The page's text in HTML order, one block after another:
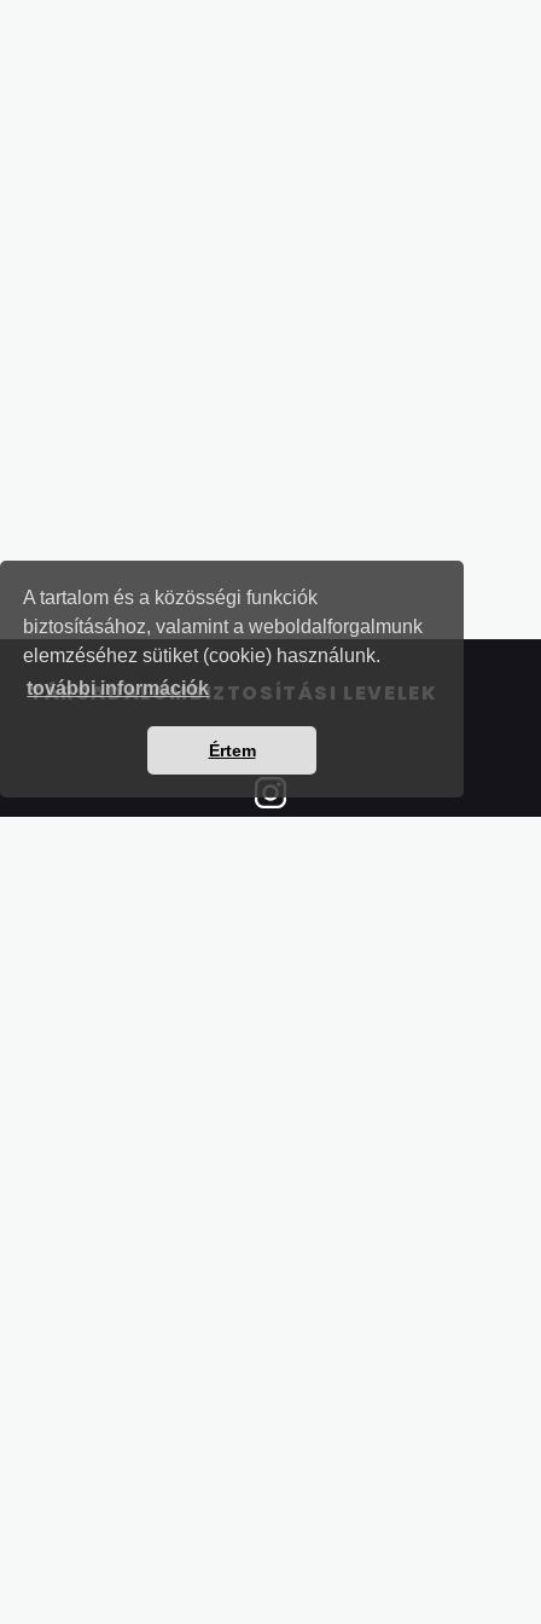
A tartalom és a közösségi funkciók
biztosításához, valamint a weboldalforgalmunk
elemzéséhez sütiket (cookie) használunk.
további információk
Értem
TÁRSADALOMBIZTOSÍTÁSI LEVELEK